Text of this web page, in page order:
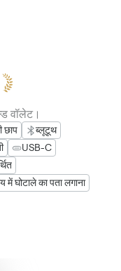
वॉलेट।
छाप
ब्लूटूथ
USB-C
में घोटाले का पता लगाना